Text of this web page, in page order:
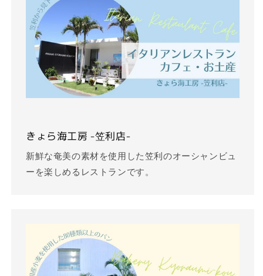
きょら海工房 -笠利店-
新鮮な奄美の素材を使用した笠利のオーシャンビュ
ーを楽しめるレストランです。